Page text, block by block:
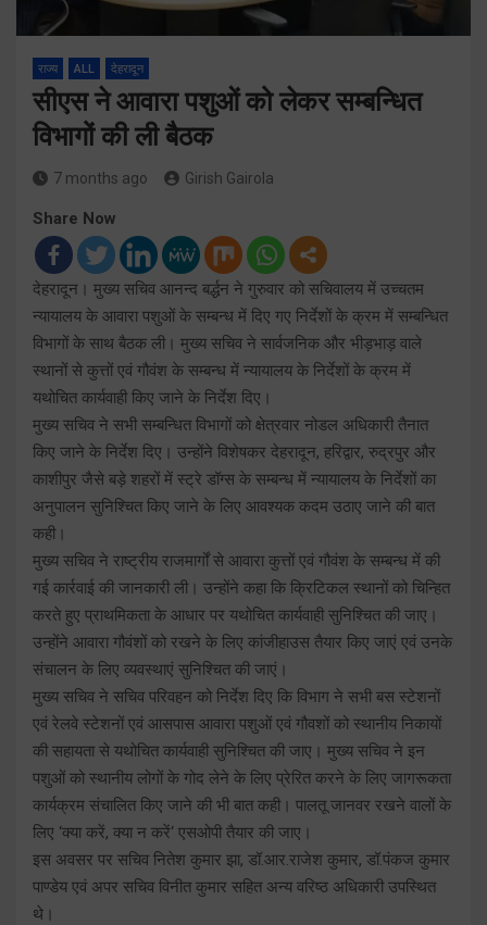
राज्य ALL देहरादून
सीएस ने आवारा पशुओं को लेकर सम्बन्धित
विभागों की ली बैठक
7 months ago Girish Gairola
Share Now
देहरादून। मुख्य सचिव आनन्द बर्द्धन ने गुरुवार को सचिवालय में उच्चतम
न्यायालय के आवारा पशुओं के सम्बन्ध में दिए गए निर्देशों के क्रम में सम्बन्धित
विभागों के साथ बैठक ली। मुख्य सचिव ने सार्वजनिक और भीड़भाड़ वाले
स्थानों से कुत्तों एवं गौवंश के सम्बन्ध में न्यायालय के निर्देशों के क्रम में
यथोचित कार्यवाही किए जाने के निर्देश दिए।
मुख्य सचिव ने सभी सम्बन्धित विभागों को क्षेत्रवार नोडल अधिकारी तैनात
किए जाने के निर्देश दिए। उन्होंने विशेषकर देहरादून, हरिद्वार, रुद्रपुर और
काशीपुर जैसे बड़े शहरों में स्ट्रे डॉग्स के सम्बन्ध में न्यायालय के निर्देशों का
अनुपालन सुनिश्चित किए जाने के लिए आवश्यक कदम उठाए जाने की बात
कही।
मुख्य सचिव ने राष्ट्रीय राजमार्गों से आवारा कुत्तों एवं गौवंश के सम्बन्ध में की
गई कार्रवाई की जानकारी ली। उन्होंने कहा कि क्रिटिकल स्थानों को चिन्हित
करते हुए प्राथमिकता के आधार पर यथोचित कार्यवाही सुनिश्चित की जाए।
उन्होंने आवारा गौवंशों को रखने के लिए कांजीहाउस तैयार किए जाएं एवं उनके
संचालन के लिए व्यवस्थाएं सुनिश्चित की जाएं।
मुख्य सचिव ने सचिव परिवहन को निर्देश दिए कि विभाग ने सभी बस स्टेशनों
एवं रेलवे स्टेशनों एवं आसपास आवारा पशुओं एवं गौवशों को स्थानीय निकायों
की सहायता से यथोचित कार्यवाही सुनिश्चित की जाए। मुख्य सचिव ने इन
पशुओं को स्थानीय लोगों के गोद लेने के लिए प्रेरित करने के लिए जागरूकता
कार्यक्रम संचालित किए जाने की भी बात कही। पालतू जानवर रखने वालों के
लिए ‘क्या करें, क्या न करें‘ एसओपी तैयार की जाए।
इस अवसर पर सचिव नितेश कुमार झा, डॉ.आर.राजेश कुमार, डॉ.पंकज कुमार
पाण्डेय एवं अपर सचिव विनीत कुमार सहित अन्य वरिष्ठ अधिकारी उपस्थित
थे।